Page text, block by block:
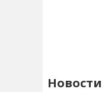
Новости